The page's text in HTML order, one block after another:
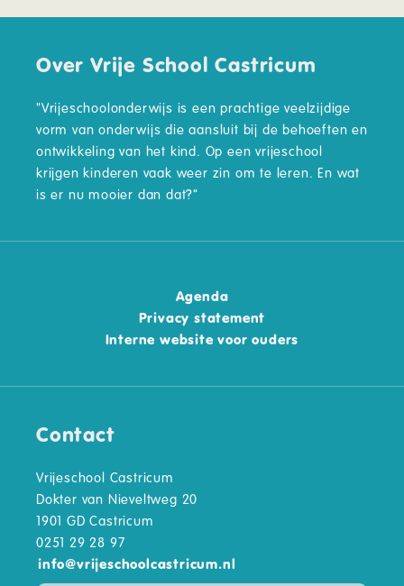
Over Vrije School Castricum
"Vrijeschoolonderwijs is een prachtige veelzijdige
vorm van onderwijs die aansluit bij de behoeften en
ontwikkeling van het kind. Op een vrijeschool
krijgen kinderen vaak weer zin om te leren. En wat
is er nu mooier dan dat?"
Agenda
Privacy statement
Interne website voor ouders
Contact
Vrijeschool Castricum
Dokter van Nieveltweg 20
1901 GD Castricum
0251 29 28 97
info@vrijeschoolcastricum.nl